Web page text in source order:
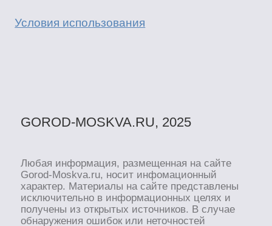
Условия использования
GOROD-MOSKVA.RU, 2025
Любая информация, размещенная на сайте
Gorod-Moskva.ru, носит инфомационный
характер. Материалы на сайте представлены
исключительно в информационных целях и
получены из открытых источников. В случае
обнаружения ошибок или неточностей